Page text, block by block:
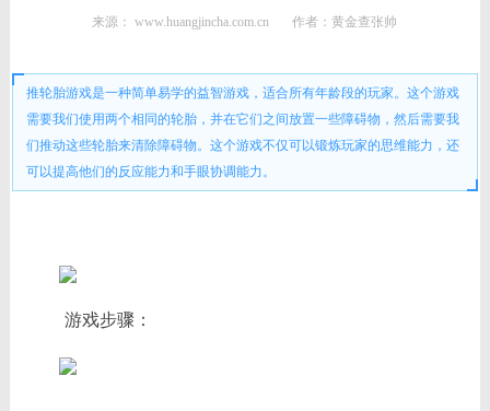
来源：www.huangjincha.com.cn 作者：黄金查张帅
推轮胎游戏是一种简单易学的益智游戏，适合所有年龄段的玩家。这个游戏
需要我们使用两个相同的轮胎，并在它们之间放置一些障碍物，然后需要我
们推动这些轮胎来清除障碍物。这个游戏不仅可以锻炼玩家的思维能力，还
可以提高他们的反应能力和手眼协调能力。
游戏步骤：